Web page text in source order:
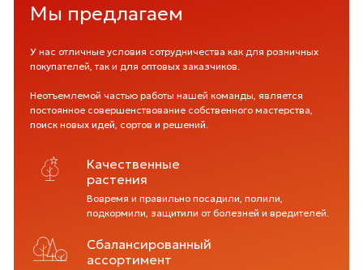
Мы предлагаем
У нас отличные условия сотрудничества как для розничных
покупателей, так и для оптовых заказчиков.
Неотъемлемой частью работы нашей команды, является
постоянное совершенствование собственного мастерства,
поиск новых идей, сортов и решений.
Качественные
растения
Вовремя и правильно посадили, полили,
подкормили, защитили от болезней и вредителей.
Сбалансированный
ассортимент